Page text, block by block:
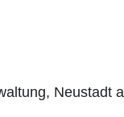
Neustadt